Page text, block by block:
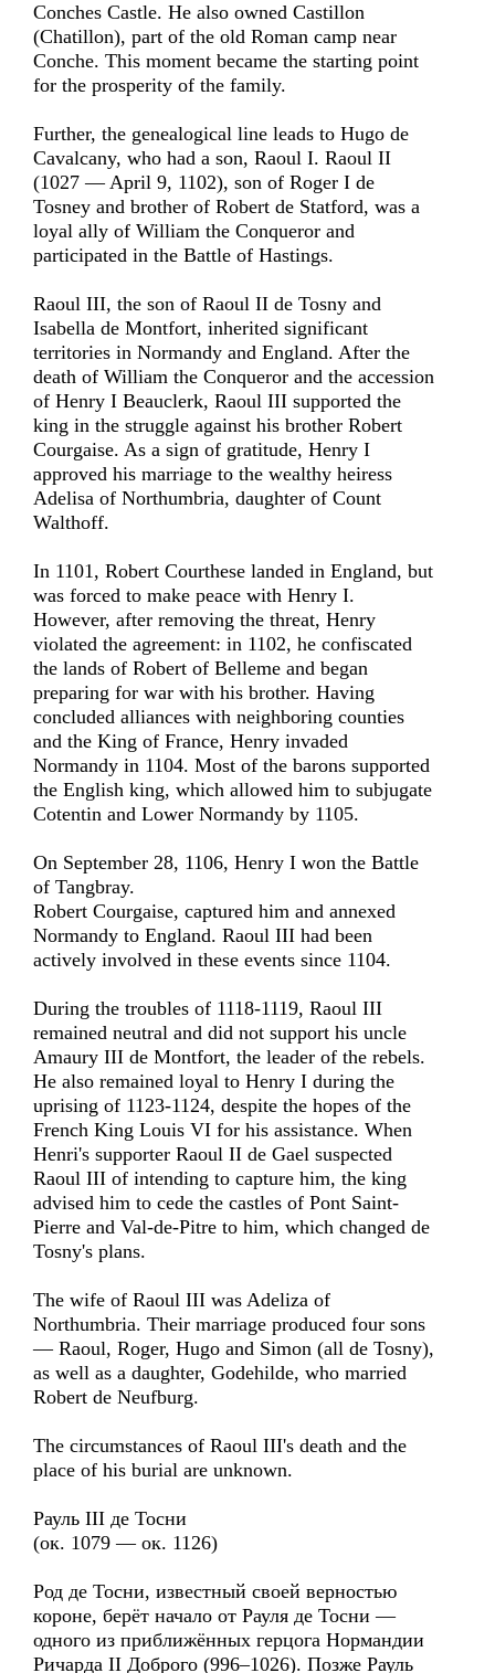
Conches Castle. He also owned Castillon
(Chatillon), part of the old Roman camp near
Conche. This moment became the starting point
for the prosperity of the family.
Further, the genealogical line leads to Hugo de
Cavalcany, who had a son, Raoul I. Raoul II
(1027 — April 9, 1102), son of Roger I de
Tosney and brother of Robert de Statford, was a
loyal ally of William the Conqueror and
participated in the Battle of Hastings.
Raoul III, the son of Raoul II de Tosny and
Isabella de Montfort, inherited significant
territories in Normandy and England. After the
death of William the Conqueror and the accession
of Henry I Beauclerk, Raoul III supported the
king in the struggle against his brother Robert
Courgaise. As a sign of gratitude, Henry I
approved his marriage to the wealthy heiress
Adelisa of Northumbria, daughter of Count
Walthoff.
In 1101, Robert Courthese landed in England, but
was forced to make peace with Henry I.
However, after removing the threat, Henry
violated the agreement: in 1102, he confiscated
the lands of Robert of Belleme and began
preparing for war with his brother. Having
concluded alliances with neighboring counties
and the King of France, Henry invaded
Normandy in 1104. Most of the barons supported
the English king, which allowed him to subjugate
Cotentin and Lower Normandy by 1105.
On September 28, 1106, Henry I won the Battle
of Tangbray.
Robert Courgaise, captured him and annexed
Normandy to England. Raoul III had been
actively involved in these events since 1104.
During the troubles of 1118-1119, Raoul III
remained neutral and did not support his uncle
Amaury III de Montfort, the leader of the rebels.
He also remained loyal to Henry I during the
uprising of 1123-1124, despite the hopes of the
French King Louis VI for his assistance. When
Henri's supporter Raoul II de Gael suspected
Raoul III of intending to capture him, the king
advised him to cede the castles of Pont Saint-
Pierre and Val-de-Pitre to him, which changed de
Tosny's plans.
The wife of Raoul III was Adeliza of
Northumbria. Their marriage produced four sons
— Raoul, Roger, Hugo and Simon (all de Tosny),
as well as a daughter, Godehilde, who married
Robert de Neufburg.
The circumstances of Raoul III's death and the
place of his burial are unknown.
Рауль III де Тосни
(ок. 1079 — ок. 1126)
Род де Тосни, известный своей верностью
короне, берёт начало от Рауля де Тосни —
одного из приближённых герцога Нормандии
Ричарда II Доброго (996–1026). Позже Рауль